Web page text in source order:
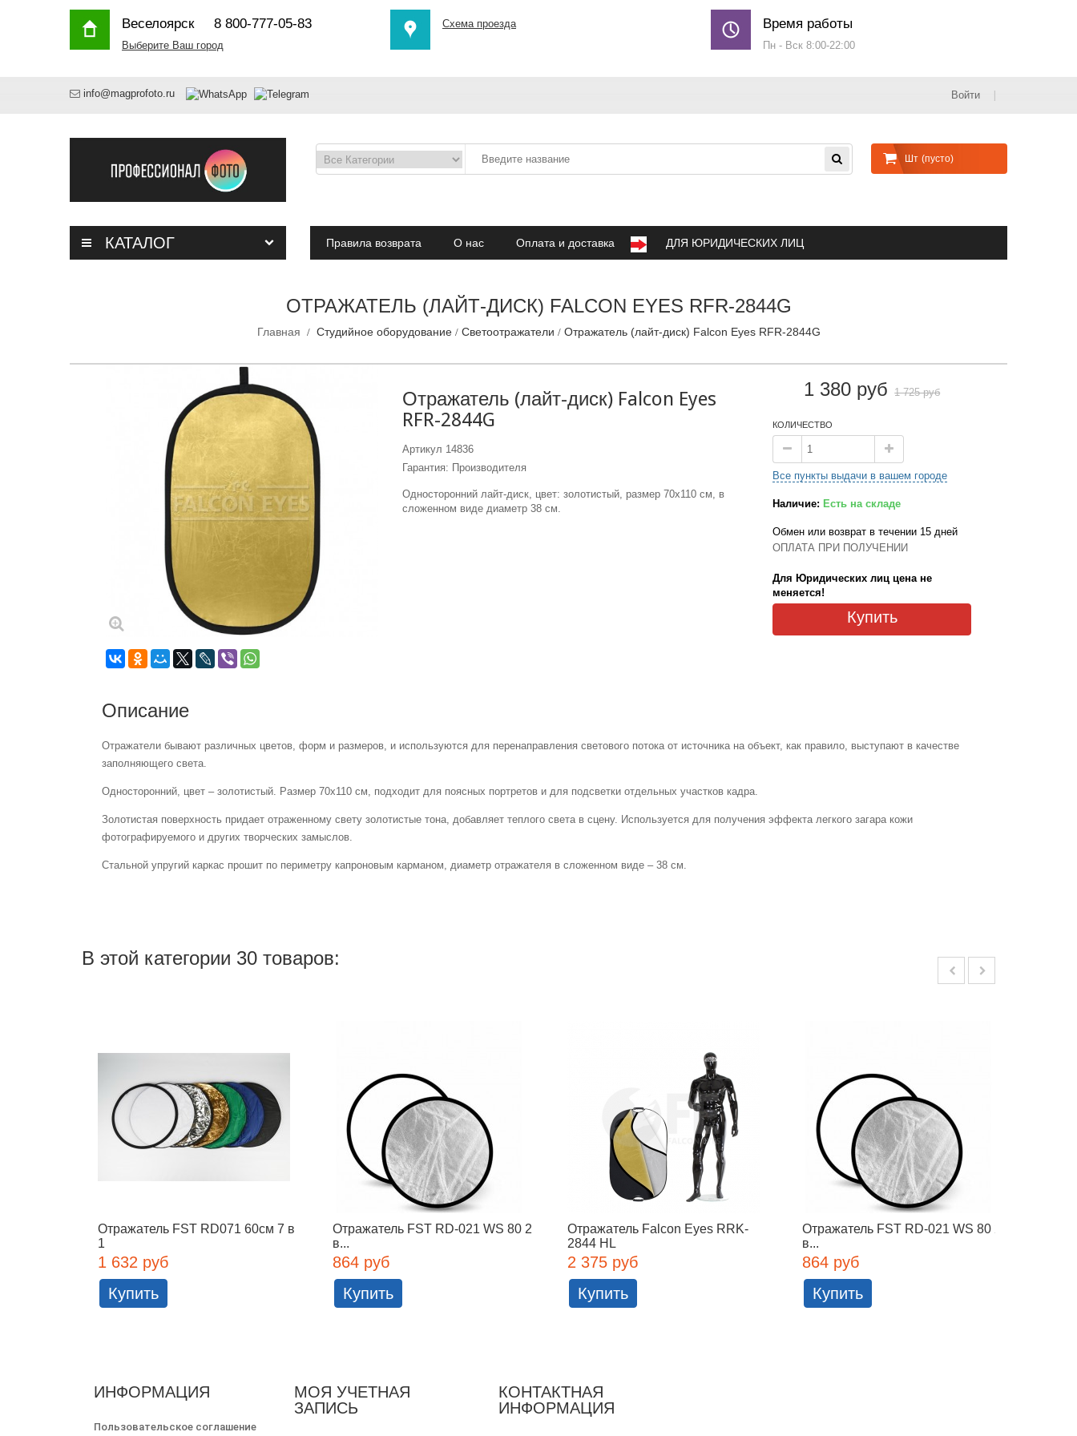
Веселоярск8 800-777-05-83
Выберите Ваш город
Схема проезда Время работы
Пн - Вск 8:00-22:00
info@magprofoto.ru Войти
Шт (пусто)
КАТАЛОГ Правила возврата О нас Оплата и доставка ДЛЯ ЮРИДИЧЕСКИХ ЛИЦ
ОТРАЖАТЕЛЬ (ЛАЙТ-ДИСК) FALCON EYES RFR-2844G
Главная Студийное оборудование Светоотражатели Отражатель (лайт-диск) Falcon Eyes RFR-2844G
Отражатель (лайт-диск) Falcon Eyes
RFR-2844G
Артикул 14836
Гарантия: Производителя
Односторонний лайт-диск, цвет: золотистый, размер 70x110 см, в
сложенном виде диаметр 38 см.
1 380 руб 1 725 руб
КОЛИЧЕСТВО
Все пункты выдачи в вашем городе
Наличие: Есть на складе
Обмен или возврат в течении 15 дней
ОПЛАТА ПРИ ПОЛУЧЕНИИ
Для Юридических лиц цена не
меняется!
Купить
Описание
Отражатели бывают различных цветов, форм и размеров, и используются для перенаправления светового потока от источника на объект, как правило, выступают в качестве
заполняющего света.
Односторонний, цвет – золотистый. Размер 70х110 см, подходит для поясных портретов и для подсветки отдельных участков кадра.
Золотистая поверхность придает отраженному свету золотистые тона, добавляет теплого света в сцену. Используется для получения эффекта легкого загара кожи
фотографируемого и других творческих замыслов.
Стальной упругий каркас прошит по периметру капроновым карманом, диаметр отражателя в сложенном виде – 38 см.
В этой категории 30 товаров:
Отражатель FST RD071 60см 7 в
1
1 632 руб
Купить
Отражатель FST RD-021 WS 80 2
в...
864 руб
Купить
Отражатель Falcon Eyes RRK-
2844 HL
2 375 руб
Купить
Отражатель FST RD-021 WS 80 2
в...
864 руб
Купить
ИНФОРМАЦИЯ
Пользовательское соглашение
МОЯ УЧЕТНАЯ
ЗАПИСЬ
КОНТАКТНАЯ
ИНФОРМАЦИЯ